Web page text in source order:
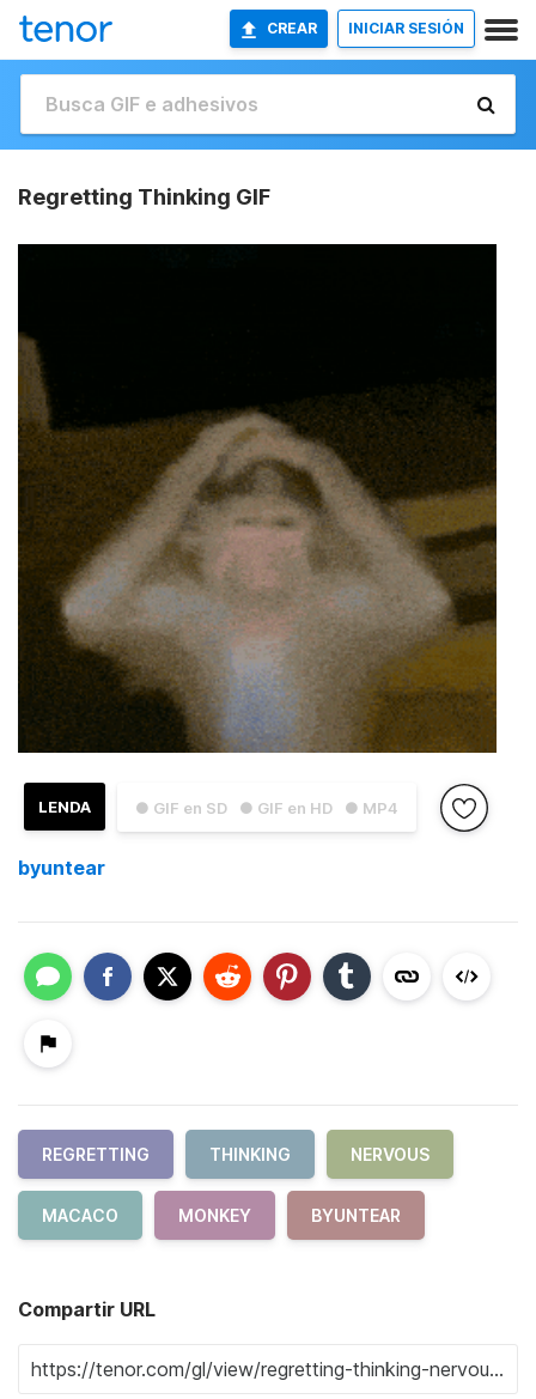
CREAR INICIAR SESIÓN
Regretting Thinking GIF
● GIF en SD ● GIF en HD ● MP4
LENDA
byuntear
REGRETTING THINKING NERVOUS
MACACO MONKEY BYUNTEAR
Compartir URL